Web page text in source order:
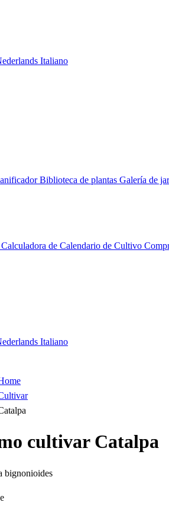
Italiano
Biblioteca de plantas Galería de
Calculadora de Calendario de Cultivo
Italiano
cultivar Catalpa
bignonioides